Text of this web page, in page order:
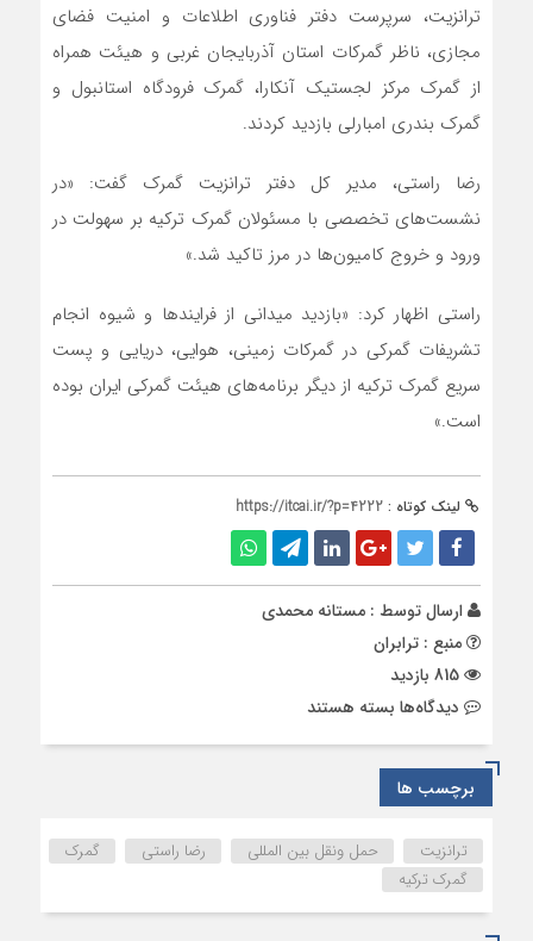
ترانزیت، سرپرست دفتر فناوری اطلاعات و امنیت فضای
مجازی، ناظر گمرکات استان آذربایجان غربی و هیئت همراه
از گمرک مرکز لجستیک آنکارا، گمرک فرودگاه استانبول و
گمرک بندری امبارلی بازدید کردند.
رضا راستی، مدیر کل دفتر ترانزیت گمرک گفت: «در
نشست‌های تخصصی با مسئولان گمرک ترکیه بر سهولت در
ورود و خروج کامیون‌ها در مرز تاکید شد.»
راستی اظهار کرد: «بازدید میدانی از فرایندها و شیوه انجام
تشریفات گمرکی در گمرکات زمینی، هوایی، دریایی و پست
سریع گمرک ترکیه از دیگر برنامه‌های هیئت گمرکی ایران بوده
است.»
لینک کوتاه : https://itcai.ir/?p=4222
ارسال توسط : مستانه محمدی
منبع : ترابران
دیدگاه‌ها برای
و
خروج
کامیون‌ها
در
مرزهای
بسته هستند
برچسب ها
ترانزیت حمل ونقل بین المللی رضا راستی
گمرک
گمرک ترکیه